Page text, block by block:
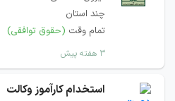
چند استان
تمام وقت (حقوق توافقی)
۳ هفته پیش
استخدام کارآموز وکالت